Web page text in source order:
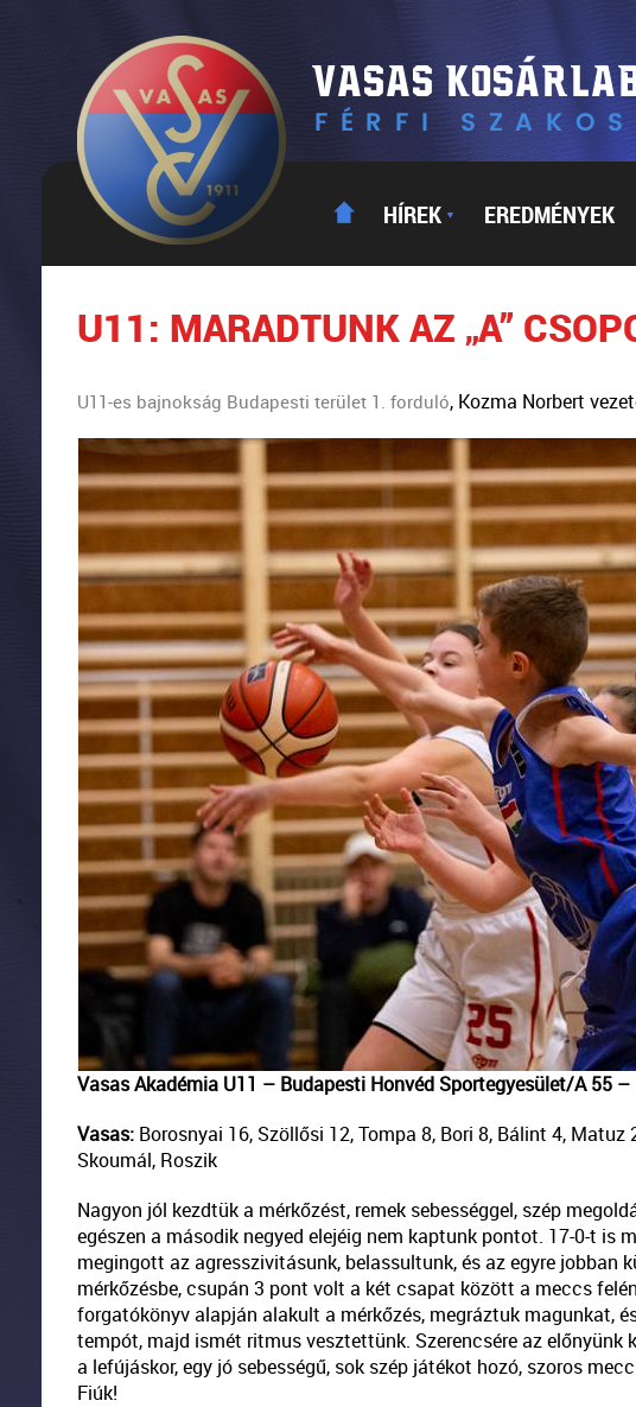
HÍREK ▼ EREDMÉNYEK
U11: MARADTUNK AZ „A”
U11-es bajnokság Budapesti terület 1. forduló, Kozma Norbert
Vasas Akadémia U11 – Budapesti Honvéd Sportegyesület/A 55 –
Vasas:Borosnyai 16, Szöllősi 12, Tompa 8, Bori 8, Bálint 4, Matuz
Skoumál, Roszik
Nagyon jól kezdtük a mérkőzést, remek sebességgel, szép
egészen a második negyed elejéig nem kaptunk pontot. 17-0-t is
megingott az agresszivitásunk, belassultunk, és az egyre jobban
mérkőzésbe, csupán 3 pont volt a két csapat között a meccs
forgatókönyv alapján alakult a mérkőzés, megráztuk magunkat,
tempót, majd ismét ritmus vesztettünk. Szerencsére az
a lefújáskor, egy jó sebességű, sok szép játékot hozó, szoros
Fiúk!